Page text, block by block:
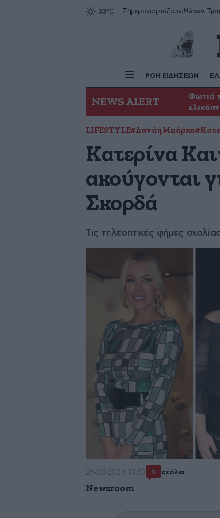
Σήμεραγιορτάζουν:
ΡΟΗ ΕΙΔΗΣΕΩΝ
NEWS ALERT
Φωτιά
LIFESTYLE#Δανάη Μπάρκα
Κατερίνα
ακούγονται
Σκορδά
Τις τηλεοπτικές φήμες
26·03·2024 13:53 3 σχόλια
Newsroom